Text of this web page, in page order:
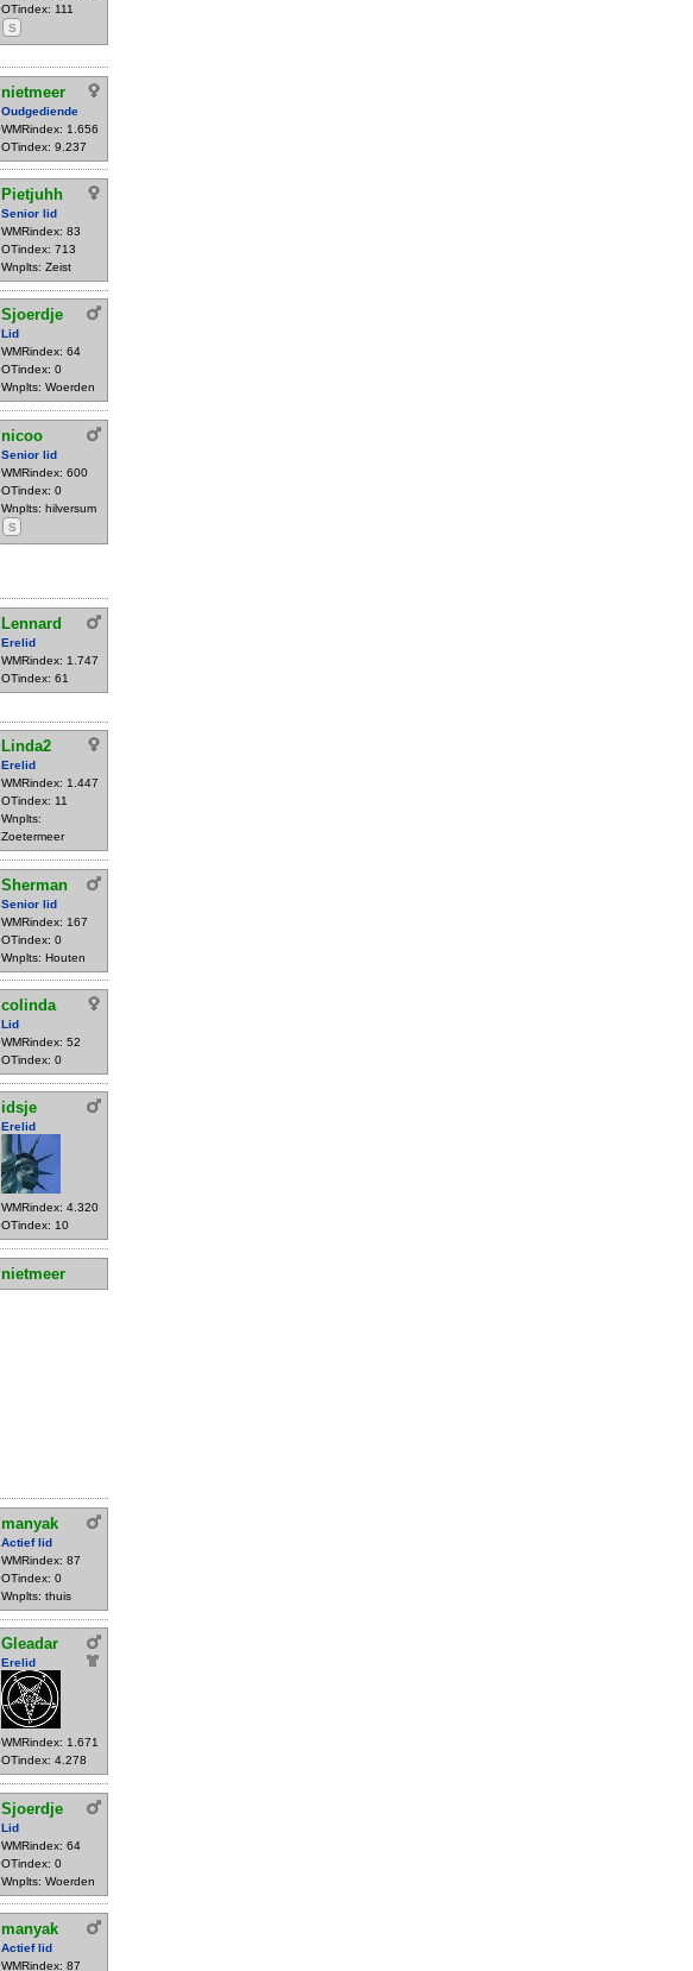
OTindex: 111
S
nietmeer
Oudgediende
WMRindex: 1.656
OTindex: 9.237
Pietjuhh
Senior lid
WMRindex: 83
OTindex: 713
Wnplts: Zeist
Sjoerdje
Lid
WMRindex: 64
OTindex: 0
Wnplts: Woerden
nicoo
Senior lid
WMRindex: 600
OTindex: 0
Wnplts: hilversum
S
Lennard
Erelid
WMRindex: 1.747
OTindex: 61
Linda2
Erelid
WMRindex: 1.447
OTindex: 11
Wnplts:
Zoetermeer
Sherman
Senior lid
WMRindex: 167
OTindex: 0
Wnplts: Houten
colinda
Lid
WMRindex: 52
OTindex: 0
idsje
Erelid
WMRindex: 4.320
OTindex: 10
nietmeer
manyak
Actief lid
WMRindex: 87
OTindex: 0
Wnplts: thuis
Gleadar
Erelid
WMRindex: 1.671
OTindex: 4.278
Sjoerdje
Lid
WMRindex: 64
OTindex: 0
Wnplts: Woerden
manyak
Actief lid
WMRindex: 87